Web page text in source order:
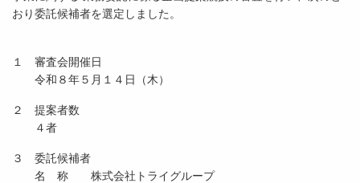
おり委託候補者を選定しました。
１ 審査会開催日
令和８年５月１４日（木）
２ 提案者数
４者
３ 委託候補者
名 称 株式会社トライグループ